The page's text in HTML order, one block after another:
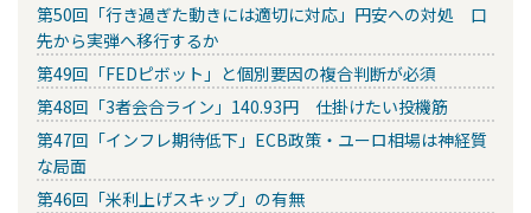
第50回「行き過ぎた動きには適切に対応」円安への対処 口
先から実弾へ移行するか
第49回「FEDピボット」と個別要因の複合判断が必須
第48回「3者会合ライン」140.93円 仕掛けたい投機筋
第47回「インフレ期待低下」ECB政策・ユーロ相場は神経質
な局面
第46回「米利上げスキップ」の有無